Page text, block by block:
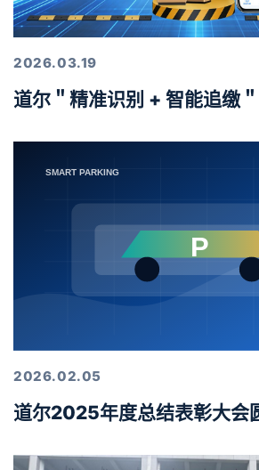
2026.03.19
道尔＂精准识别 + 智能追缴
2026.02.05
道尔2025年度总结表彰大会